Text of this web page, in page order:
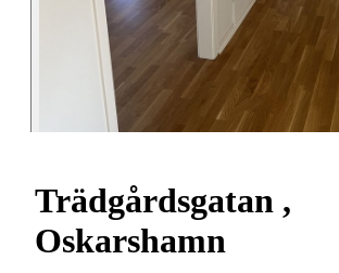
Trädgårdsgatan ,
Oskarshamn